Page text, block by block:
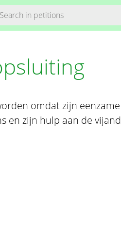
omdat zijn eenzame
en zijn hulp aan de vijand